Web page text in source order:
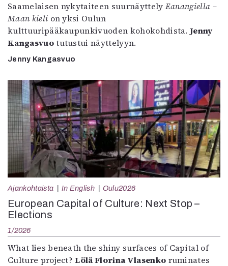
Saamelaisen nykytaiteen suurnäyttely Eanangiella –
Maan kieli on yksi Oulun
kulttuuripääkaupunkivuoden kohokohdista.Jenny
Kangasvuotutustui näyttelyyn.
Jenny Kangasvuo
Ajankohtaista In English Oulu2026
European Capital of Culture: Next Stop –
Elections
1/2026
What lies beneath the shiny surfaces of Capital of
Culture project?Lölä Florina Vlasenko ruminates